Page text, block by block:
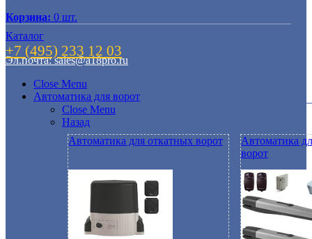
Корзина: 0 шт.
Каталог
+7 (495) 233 12 03
Эл.почта: sales@a18pro.ru
Close Menu
Автоматика для ворот
Close Menu
Назад
Автоматика для откатных ворот
Автоматика
ворот